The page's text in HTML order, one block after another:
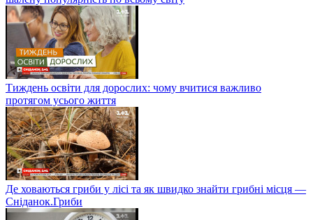
Тиждень освіти для дорослих: чому вчитися важливо
протягом усього життя
Де ховаються гриби у лісі та як швидко знайти грибні місця —
Сніданок.Гриби